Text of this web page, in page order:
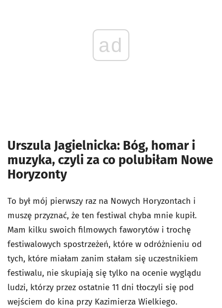
ad
Urszula Jagielnicka: Bóg, homar i
muzyka, czyli za co polubiłam Nowe
Horyzonty
To był mój pierwszy raz na Nowych Horyzontach i
muszę przyznać, że ten festiwal chyba mnie kupił.
Mam kilku swoich filmowych faworytów i trochę
festiwalowych spostrzeżeń, które w odróżnieniu od
tych, które miałam zanim stałam się uczestnikiem
festiwalu, nie skupiają się tylko na ocenie wyglądu
ludzi, którzy przez ostatnie 11 dni tłoczyli się pod
wejściem do kina przy Kazimierza Wielkiego.